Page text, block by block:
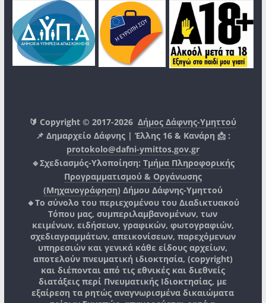
🔰 Copyright © 2017-2026Δήμος Δάφνης-Υμηττού
📌 Δημαρχείο Δάφνης | Έλλης 16 & Κανάρη 📩 :
protokolo@dafni-ymittos.gov.gr
🔹Σχεδιασμός-Υλοποίηση: Τμήμα Πληροφορικής
Προγραμματισμού & Οργάνωσης
(Μηχανογράφηση) Δήμου Δάφνης-Υμηττού
🔸Το σύνολο του περιεχομένου του Διαδικτυακού
Τόπου μας, συμπεριλαμβανομένων, των
κειμένων, ειδήσεων, γραφικών, φωτογραφιών,
σχεδιαγραμμάτων, απεικονίσεων, παρεχόμενων
υπηρεσιών και γενικά κάθε είδους αρχείων,
αποτελούν πνευματική ιδιοκτησία, (copyright)
και διέπονται από τις εθνικές και διεθνείς
διατάξεις περί Πνευματικής Ιδιοκτησίας, με
εξαίρεση τα ρητώς αναγνωρισμένα δικαιώματα